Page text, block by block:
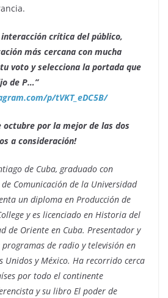
crítica del público,
más cercana con mucha
voto y selecciona la portada que
de P…”
p/tVKT_eDC5B/
octubre por la mejor de las dos
a consideración!
de Cuba, graduado con
Comunicación de la Universidad
un diploma en Producción de
y es licenciado en Historia del
de Oriente en Cuba. Presentador y
de radio y televisión en
Unidos y México. Ha recorrido cerca
por todo el continente
y su libro El poder de